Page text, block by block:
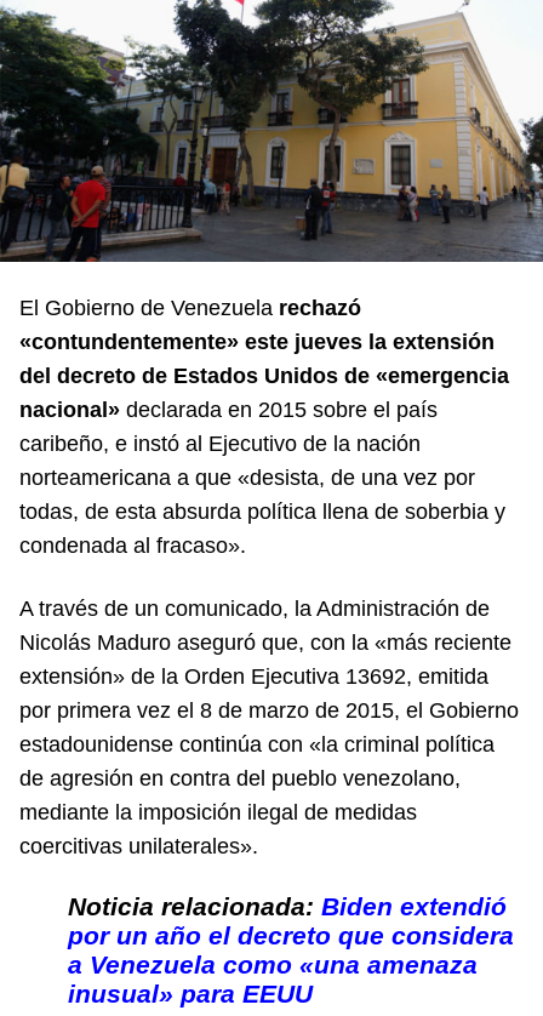
El Gobierno de Venezuela rechazó
«contundentemente» este jueves la extensión
del decreto de Estados Unidos de «emergencia
nacional» declarada en 2015 sobre el país
caribeño, e instó al Ejecutivo de la nación
norteamericana a que «desista, de una vez por
todas, de esta absurda política llena de soberbia y
condenada al fracaso».
A través de un comunicado, la Administración de
Nicolás Maduro aseguró que, con la «más reciente
extensión» de la Orden Ejecutiva 13692, emitida
por primera vez el 8 de marzo de 2015, el Gobierno
estadounidense continúa con «la criminal política
de agresión en contra del pueblo venezolano,
mediante la imposición ilegal de medidas
coercitivas unilaterales».
Noticia relacionada: Biden extendió
por un año el decreto que considera
a Venezuela como «una amenaza
inusual» para EEUU